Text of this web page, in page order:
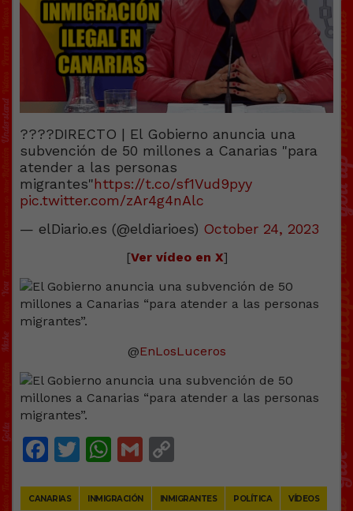
????DIRECTO | El Gobierno anuncia una
subvención de 50 millones a Canarias "para
atender a las personas
migrantes"https://t.co/sf1Vud9pyy
pic.twitter.com/zAr4g4nAlc
— elDiario.es (@eldiarioes) October 24, 2023
[Ver vídeo en X]
@EnLosLuceros
Facebook
Twitter
WhatsApp
Gmail
CANARIAS INMIGRACIÓN INMIGRANTES POLÍTICA VÍDEOS